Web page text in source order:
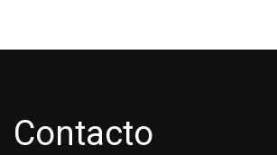
Contacto